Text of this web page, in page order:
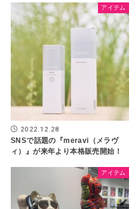
アイテム
2022.12.28
SNSで話題の『meravi（メラヴ
ィ）』が来年より本格販売開始！
アイテム